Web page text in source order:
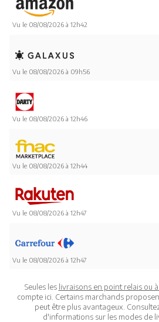
Vu le 08/08/2026 à 12h42
Vu le 08/08/2026 à 09h56
Vu le 08/08/2026 à 12h46
Vu le 08/08/2026 à 12h44
Vu le 08/08/2026 à 12h47
Vu le 08/08/2026 à 12h47
Seules les livraisons en point relais ou
compte ici. Certains marchands
peut être plus avantageux.
d'informations sur les modes de